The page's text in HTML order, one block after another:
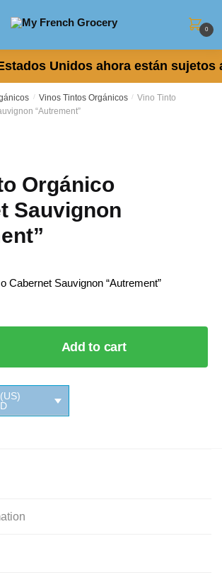
0
Unidos ahora están
/ Vinos Tintos Orgánicos / Vino Tinto
“Autrement”
Orgánico
Sauvignon
Cabernet Sauvignon “Autrement”
Add to cart